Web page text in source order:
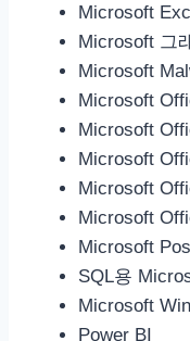
Microsoft
Microsoft 그
Microsoft
Microsoft
Microsoft
Microsoft
Microsoft
Microsoft
Microsoft
SQL용
Microsoft
Power BI